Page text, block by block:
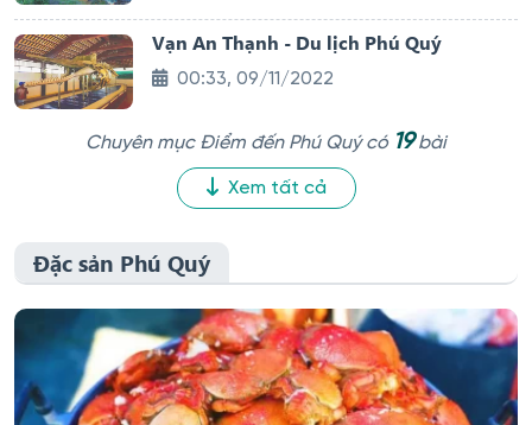
Vạn An Thạnh - Du lịch Phú Quý
00:33, 09/11/2022
Chuyên mục Điểm đến Phú Quý có 19bài
Xem tất cả
Đặc sản Phú Quý